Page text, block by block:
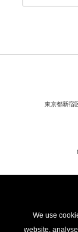
We use
website,
東京都新宿